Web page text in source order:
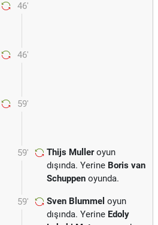
46'
46'
59'
59' Thijs Mulleroyun
dışında. Yerine Boris van
Schuppen oyunda.
59' Sven Blummel oyun
dışında. Yerine Edoly